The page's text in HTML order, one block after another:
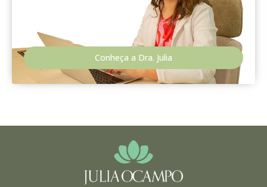
Conheça a Dra. Julia